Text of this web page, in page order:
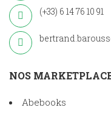
(+33) 6 14 76 10 91
NOS
Abebooks